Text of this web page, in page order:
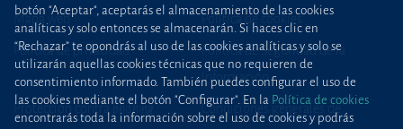
Mapa web Política de cookies
Política de privacidad
Política de Seguridad de la
Información
Protección contraphishing
Condiciones generales de
botón "Aceptar", aceptarás el almacenamiento de las cookies
analíticas y solo entonces se almacenarán. Si haces clic en
“Rechazar” te opondrás al uso de las cookies analíticas y solo se
utilizarán aquellas cookies técnicas que no requieren de
consentimiento informado. También puedes configurar el uso de
las cookies mediante el botón "Configurar". En la Política de cookies
encontrarás toda la información sobre el uso de cookies y podrás